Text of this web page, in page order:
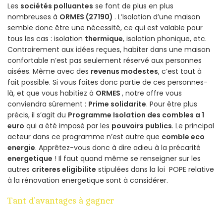
Les sociétés polluantes se font de plus en plus
nombreuses à ORMES (27190) . L’isolation d’une maison
semble donc être une nécessité, ce qui est valable pour
tous les cas : isolation thermique, isolation phonique, etc.
Contrairement aux idées reçues, habiter dans une maison
confortable n’est pas seulement réservé aux personnes
aisées. Même avec des revenus modestes, c’est tout à
fait possible. Si vous faites donc partie de ces personnes-
là, et que vous habitiez à ORMES , notre offre vous
conviendra sûrement : Prime solidarite. Pour être plus
précis, il s’agit du Programme Isolation des combles a 1
euro qui a été imposé par les pouvoirs publics. Le principal
acteur dans ce programme n’est autre que comble eco
energie. Apprêtez-vous donc à dire adieu à la précarité
energetique ! Il faut quand même se renseigner sur les
autres criteres eligibilite stipulées dans la loi POPE relative
à la rénovation energetique sont à considérer.
Tant d’avantages à gagner